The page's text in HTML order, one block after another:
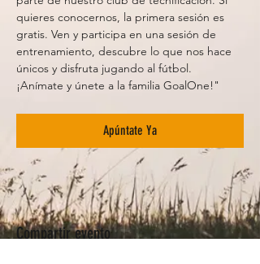
quieres conocernos, la primera sesión es
gratis. Ven y participa en una sesión de
entrenamiento, descubre lo que nos hace
únicos y disfruta jugando al fútbol.
¡Anímate y únete a la familia GoalOne!"
Apúntate Ya
Compartir evento